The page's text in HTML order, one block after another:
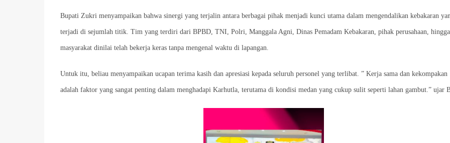
Bupati Zukri menyampaikan bahwa sinergi yang terjalin antara berbagai pihak menjadi kunci utama dalam mengendalikan kebakaran
terjadi di sejumlah titik. Tim yang terdiri dari BPBD, TNI, Polri, Manggala Agni, Dinas Pemadam Kebakaran, pihak perusahaan, hingga
masyarakat dinilai telah bekerja keras tanpa mengenal waktu di lapangan.
Untuk itu, beliau menyampaikan ucapan terima kasih dan apresiasi kepada seluruh personel yang terlibat. ” Kerja sama dan kekompakan
adalah faktor yang sangat penting dalam menghadapi Karhutla, terutama di kondisi medan yang cukup sulit seperti lahan gambut.” ujar